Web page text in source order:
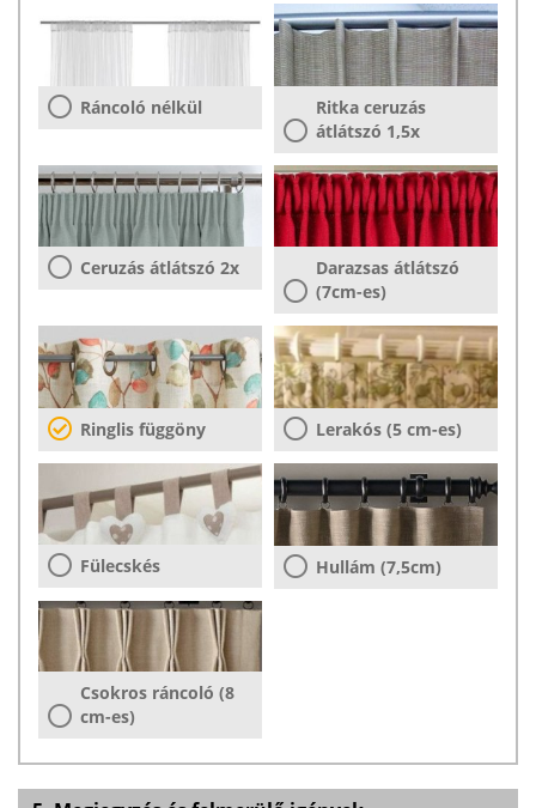
Ráncoló nélkül
Ritka ceruzás
átlátszó 1,5x
Ceruzás átlátszó 2x
Darazsas átlátszó
(7cm-es)
Ringlis függöny Lerakós (5 cm-es)
Fülecskés Hullám (7,5cm)
Csokros ráncoló (8
cm-es)